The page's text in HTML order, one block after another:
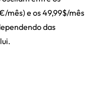
mês) e os 49,99$/mês
das